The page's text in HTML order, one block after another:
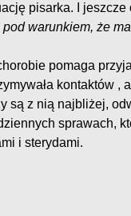
pisarka. I jeszcze
warunkiem, że
pomaga
kontaktów ,
są z nią najbliżej,
sprawach,
i sterydami.